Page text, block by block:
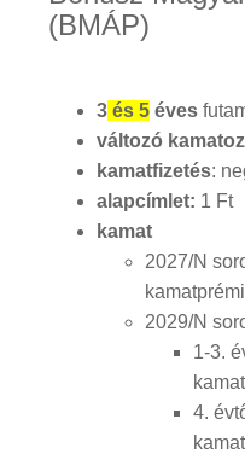
(BMÁP)
3 és 5 éves
változó
kamatfizetés:
alapcímlet: 1 Ft
kamat
2027/N
2029/N
1-3.
4.